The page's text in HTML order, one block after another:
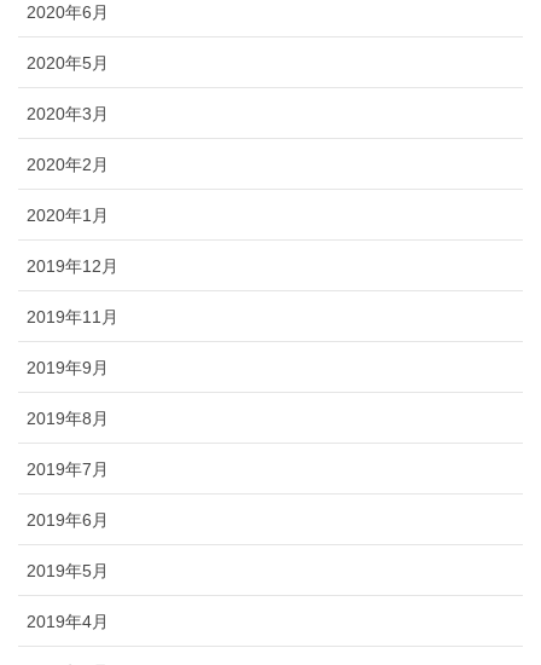
2020年6月
2020年5月
2020年3月
2020年2月
2020年1月
2019年12月
2019年11月
2019年9月
2019年8月
2019年7月
2019年6月
2019年5月
2019年4月